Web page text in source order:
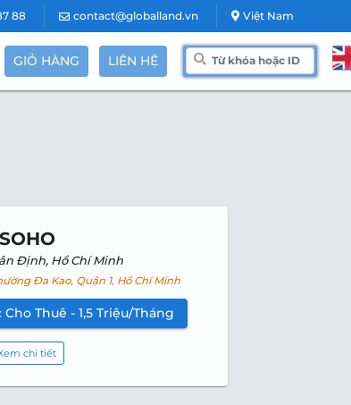
88 contact@globalland.vn Việt Nam
GIỎ HÀNG LIÊN HỆ
SOHO
Định, Hồ Chí Minh
Đa Kao, Quận 1, Hồ Chí Minh
Thuê - 1,5 Triệu/Tháng
chi tiết